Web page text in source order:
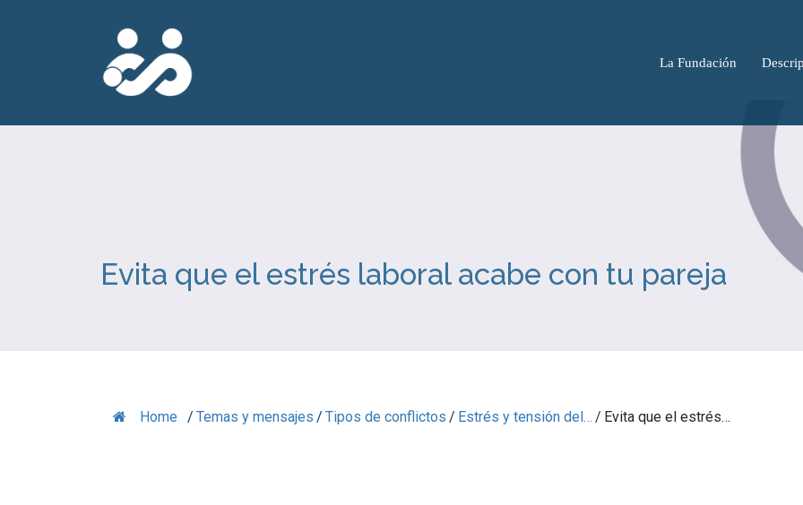
La Fundación
Evita que el estrés laboral acabe con tu pareja
Home / Temas y mensajes / Tipos de conflictos / Estrés y tensión del… / Evita que el estrés…